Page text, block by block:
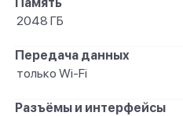
2048 ГБ
Передача данных
только Wi-Fi
Разъёмы и интерфейсы